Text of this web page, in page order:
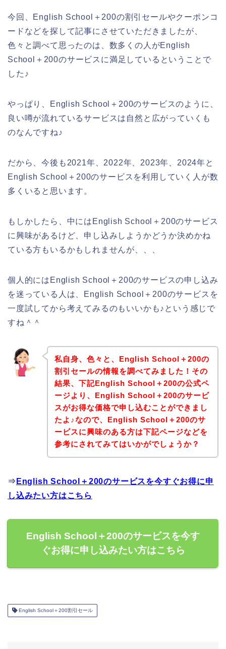
今回、English School＋200の割引セールやクーポンコ
ードなどを探して記事にさせていただきましたが、
色々と調べて思ったのは、数多くの人がEnglish
School＋200のサービスに満足しているということで
した♪
やっぱり、English School＋200のサービスのように、
良い噂が流れているサービスは自然と広がっていくも
のなんですね♪
だから、今後も2021年、2022年、2023年、2024年と
English School＋200のサービスを利用していく人が数
多くいると思います。
もしかしたら、中にはEnglish School＋200のサービス
に興味があるけど、申し込みしようかどうか決めかね
ている方もいるかもしれませんが、、、
個人的にはEnglish School＋200のサービスの申し込み
を迷っている人は、English School＋200のサービスを
一度試してから考えてみるのもいいかも♪という感じで
すね＾＾
私自身、色々と、English School＋200の
割引セールの情報を調べてみました！その
結果、下記English School＋200の公式ペ
ージより、English School＋200のサービ
スがお得な価格で申し込むことができまし
たよ♪なので、English School＋200のサ
ービスに興味のある方は下記ページなどを
参考にされてみてはいかがでしょうか？
⇒ English School＋200のサービスを今すぐお得に申
し込みたい方はこちら
English School＋200のサービスを今す
ぐお得に申し込みたい方はこちら
English School＋200割引セール